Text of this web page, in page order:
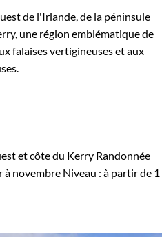
de l'Irlande, de la péninsule
une région emblématique de
falaises vertigineuses et aux
et côte du Kerry Randonnée
à novembre Niveau : à partir de 1